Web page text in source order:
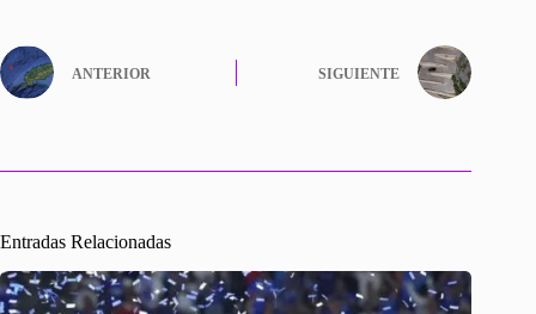
ok r
A
pp
ANTERIOR SIGUIENTE
Entradas Relacionadas